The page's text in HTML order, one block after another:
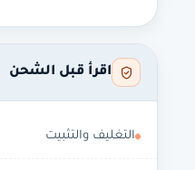
اقرأ قبل الشحن
التغليف والتثبيت